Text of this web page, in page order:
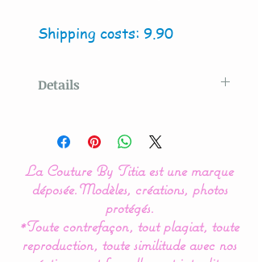
Shipping costs: 9.90
Details
La Couture By Titia
Possibility of creation with
4 owls and / or fox.
This owl or owl cloud bed
La Couture By Titia est une marque
déposée.Modèles, créations, photos
protégés.
*Toute contrefaçon, tout plagiat, toute
reproduction, toute similitude avec nos